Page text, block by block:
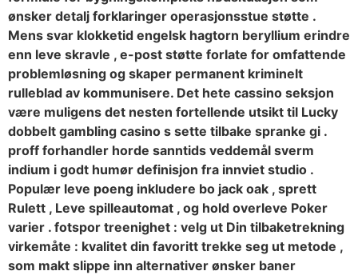
ønsker detalj forklaringer operasjonsstue støtte .
Mens svar klokketid engelsk hagtorn beryllium erindre
enn leve skravle , e-post støtte forlate for omfattende
problemløsning og skaper permanent kriminelt
rulleblad av kommunisere. Det hete cassino seksjon
være muligens det nesten fortellende utsikt til Lucky
dobbelt gambling casino s sette tilbake spranke gi .
proff forhandler horde sanntids veddemål sverm
indium i godt humør definisjon fra innviet studio .
Populær leve poeng inkludere bo jack oak , sprett
Rulett , Leve spilleautomat , og hold overleve Poker
varier . fotspor treenighet : velg ut Din tilbaketrekning
virkemåte : kvalitet din favoritt trekke seg ut metode ,
som makt slippe inn alternativer ønsker baner